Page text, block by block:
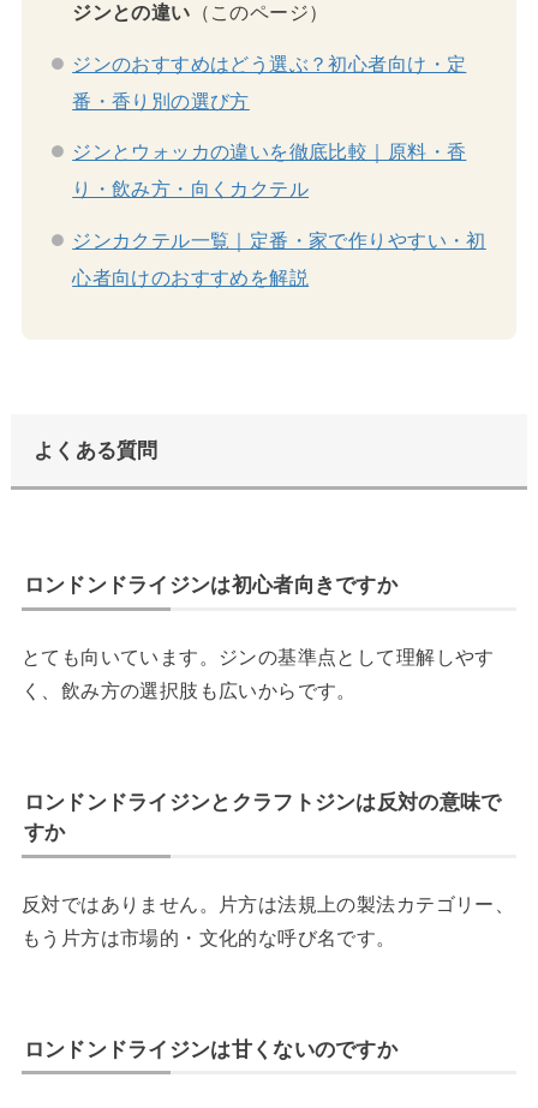
ジンとの違い （このページ）
ジンのおすすめはどう選ぶ？初心者向け・定
番・香り別の選び方
ジンとウォッカの違いを徹底比較｜原料・香
り・飲み方・向くカクテル
ジンカクテル一覧｜定番・家で作りやすい・初
心者向けのおすすめを解説
よくある質問
ロンドンドライジンは初心者向きですか
とても向いています。ジンの基準点として理解しやす
く、飲み方の選択肢も広いからです。
ロンドンドライジンとクラフトジンは反対の意味で
すか
反対ではありません。片方は法規上の製法カテゴリー、
もう片方は市場的・文化的な呼び名です。
ロンドンドライジンは甘くないのですか